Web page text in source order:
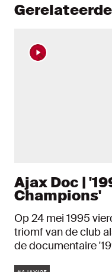
Ajax Doc |
Champions'
Op 24 mei 1995
triomf van de club
de documentaire